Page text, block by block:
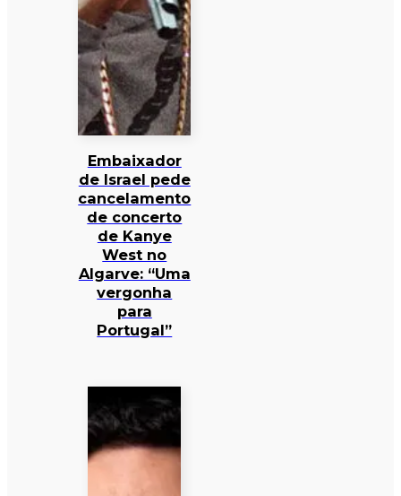
Embaixador
de Israel pede
cancelamento
de concerto
de Kanye
West no
Algarve: “Uma
vergonha
para
Portugal”